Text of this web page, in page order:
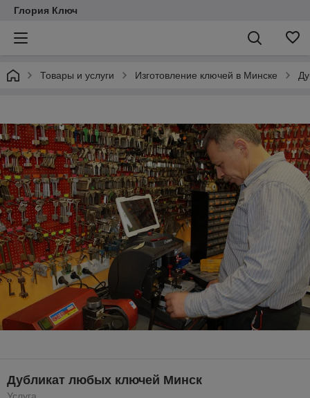
Глория Ключ
Товары и услуги Изготовление ключей в Минске
Дубликат любых ключей Минск
Услуга